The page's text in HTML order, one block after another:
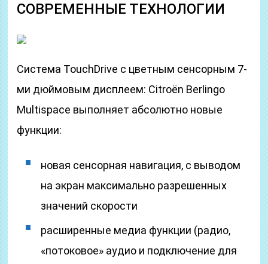
СОВРЕМЕННЫЕ ТЕХНОЛОГИИ
Система TouchDrive с цветным сенсорным 7-
ми дюймовым дисплеем: Citroёn Berlingo
Multispace выполняет абсолютно новые
функции:
новая сенсорная навигация, с выводом
на экран максимально разрешенных
значений скорости
расширенные медиа функции (радио,
«потоковое» аудио и подключение для